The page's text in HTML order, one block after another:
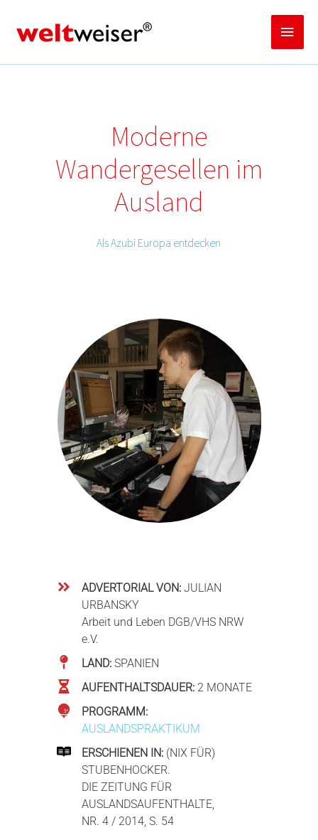
springen
Moderne
Wandergesellen im
Ausland
Als Azubi Europa entdecken
ADVERTORIAL VON: JULIAN
URBANSKY
Arbeit und Leben DGB/VHS NRW
e.V.
LAND: SPANIEN
AUFENTHALTSDAUER: 2 MONATE
PROGRAMM:
AUSLANDSPRAKTIKUM
ERSCHIENEN IN: (NIX FÜR)
STUBENHOCKER.
DIE ZEITUNG FÜR
AUSLANDSAUFENTHALTE,
NR. 4 / 2014, S. 54